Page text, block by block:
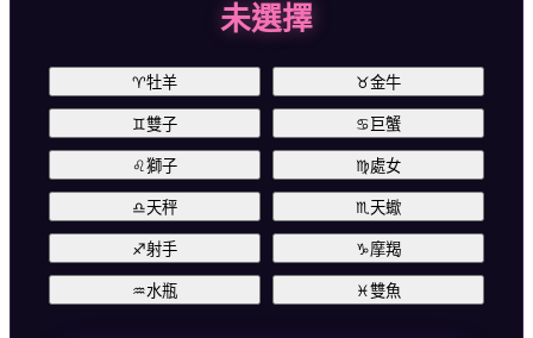
未選擇
♈牡羊 ♉金牛
♊雙子 ♋ 巨蟹
♌獅子 ♍處女
♎天秤 ♏ 天蠍
♐射手 ♑摩羯
♒水瓶 ♓雙魚